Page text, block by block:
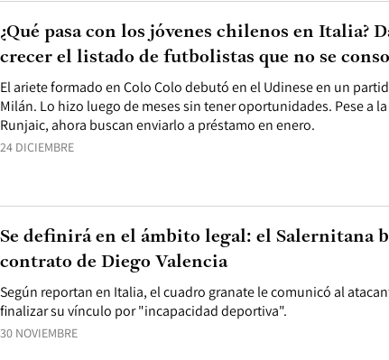
24 DICIEMBRE
El ariete formado en Colo Colo debutó en el Udinese en un
Milán. Lo hizo luego de meses sin tener oportunidades. Pese a
Runjaic, ahora buscan enviarlo a préstamo en enero.
¿Qué pasa con los jóvenes chilenos en Italia?
crecer el listado de futbolistas que no se
30 NOVIEMBRE
Según reportan en Italia, el cuadro granate le comunicó al
finalizar su vínculo por "incapacidad deportiva".
Se definirá en el ámbito legal: el Salernitana
contrato de Diego Valencia